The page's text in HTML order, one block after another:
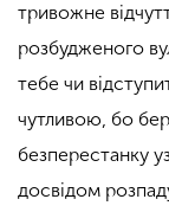
тривожне
розбудженого
тебе чи
чутливою, бо
безперестанку
досвідом